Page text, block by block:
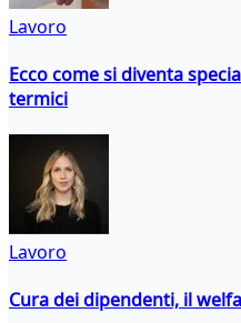
Lavoro
Ecco come si diventa
termici
Lavoro
Cura dei dipendenti, il